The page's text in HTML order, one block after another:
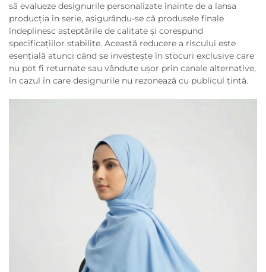
să evalueze designurile personalizate înainte de a lansa
producția în serie, asigurându-se că produsele finale
îndeplinesc așteptările de calitate și corespund
specificațiilor stabilite. Această reducere a riscului este
esențială atunci când se investește în stocuri exclusive care
nu pot fi returnate sau vândute ușor prin canale alternative,
în cazul în care designurile nu rezonează cu publicul țintă.